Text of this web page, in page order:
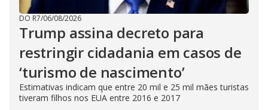
DO R7/06/08/2026
Trump assina decreto para
restringir cidadania em casos de
‘turismo de nascimento’
Estimativas indicam que entre 20 mil e 25 mil mães turistas
tiveram filhos nos EUA entre 2016 e 2017